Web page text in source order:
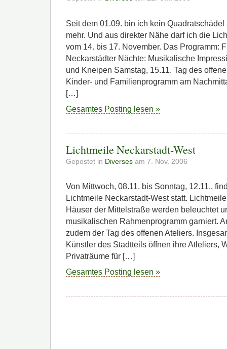
Seit dem 01.09. bin ich kein
mehr. Und aus direkter Nähe darf ich die
vom 14. bis 17. November. Das Programm:
Neckarstädter Nächte: Musikalische
und Kneipen Samstag, 15.11. Tag des
Kinder- und Familienprogramm am
[…]
Gesamtes Posting lesen »
Lichtmeile Neckarstadt-West
Gepostet in Diverses am 7. Nov. 2006
Von Mittwoch, 08.11. bis Sonntag, 12.11.,
Lichtmeile Neckarstadt-West statt.
Häuser der Mittelstraße werden beleuchtet
musikalischen Rahmenprogramm garniert.
zudem der Tag des offenen Ateliers.
Künstler des Stadtteils öffnen ihre Atleliers,
Privaträume für […]
Gesamtes Posting lesen »